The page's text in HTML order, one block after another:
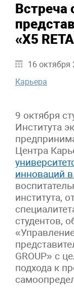
Встреча
«X5
16 октября
Карьера
9 октября
Института
Центра
инноваций
института,
студентов,
GROUP» с
подхода к